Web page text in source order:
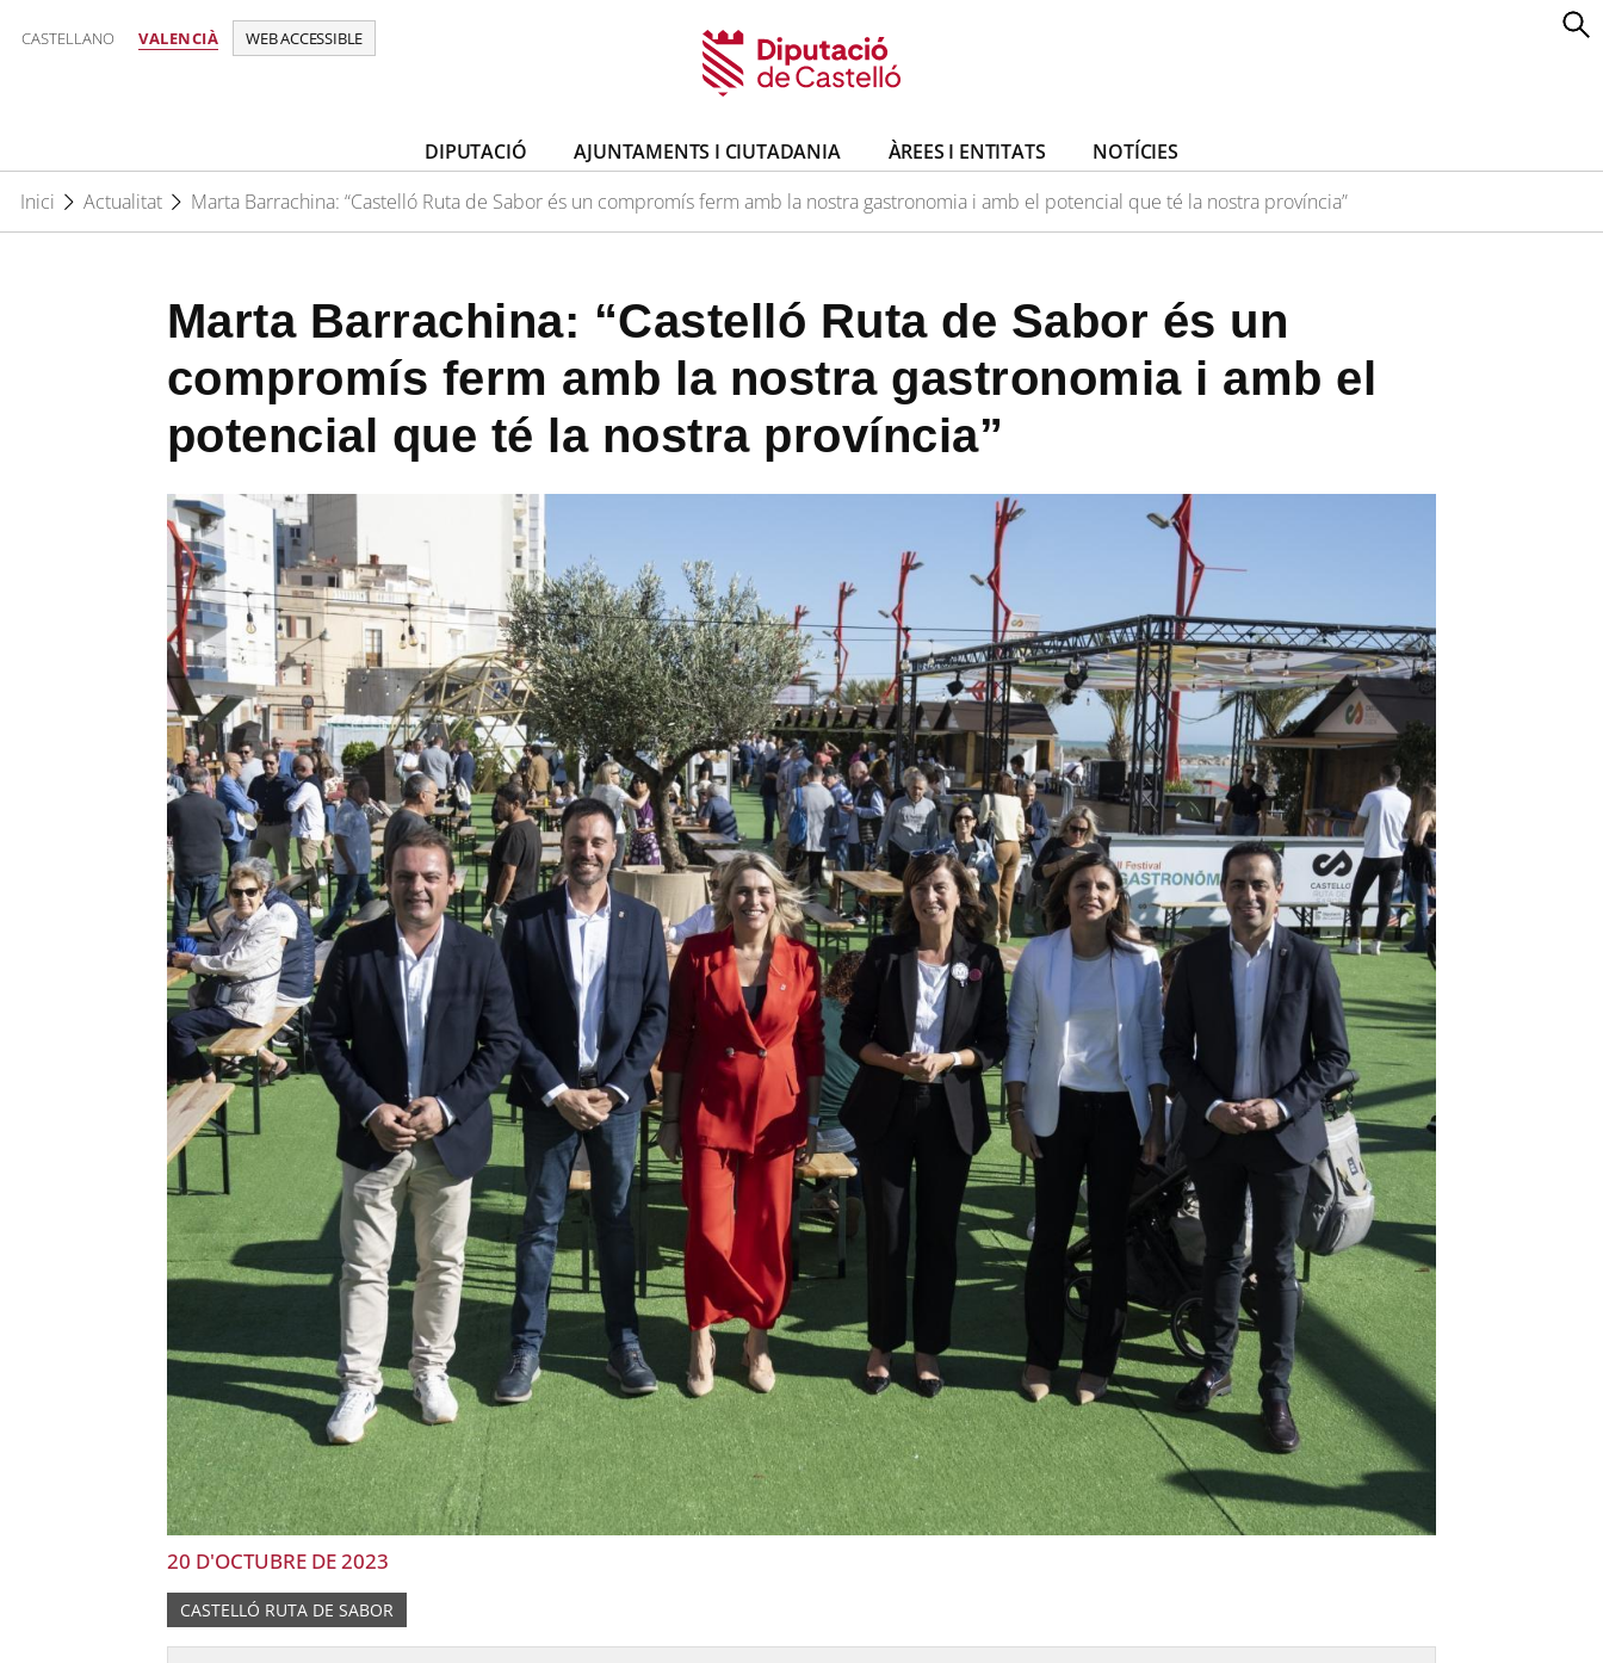
CASTELLANO VALENCIÀ WEB ACCESSIBLE
DIPUTACIÓ AJUNTAMENTS I CIUTADANIA ÀREES I ENTITATS
NOTÍCIES
Inici
Actualitat Marta Barrachina: “Castelló Ruta de Sabor és un compromís ferm amb la nostra gastronomia i amb el potencial que té la nostra província”
Marta Barrachina: “Castelló Ruta de Sabor és un
compromís ferm amb la nostra gastronomia i amb el
potencial que té la nostra província”
20 D'OCTUBRE DE 2023
CASTELLÓ RUTA DE SABOR